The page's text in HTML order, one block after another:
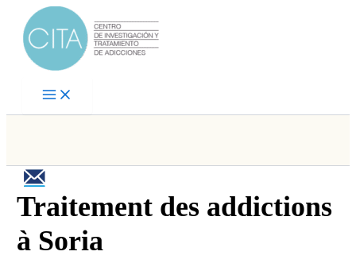
Aller
contenu
Traitement des addictions
à Soria